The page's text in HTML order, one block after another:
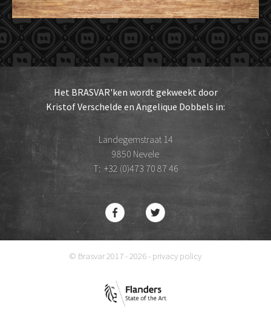
Het BRASVAR'ken wordt gekweekt door
Kristof Verschelde en Angelique Dobbels in:
Landegemstraat 14
9850 Nevele
T: +32 (0)473 70 87 46
© Brasvar 2017 - 2026 - privacy policy